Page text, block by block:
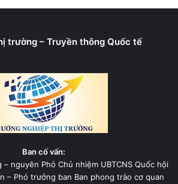
trường – Truyền thông Quốc tế
Ban cố vấn:
nguyên Phó Chủ nhiệm UBTCNS Quốc hội
– Phó trưởng ban Ban phong trào cơ quan